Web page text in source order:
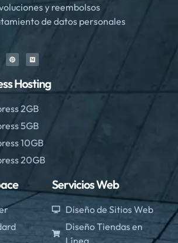
y reembolsos
de datos personales
Hosting
2GB
5GB
10GB
20GB
Servicios Web
Diseño de Sitios Web
Diseño Tiendas en
Línea